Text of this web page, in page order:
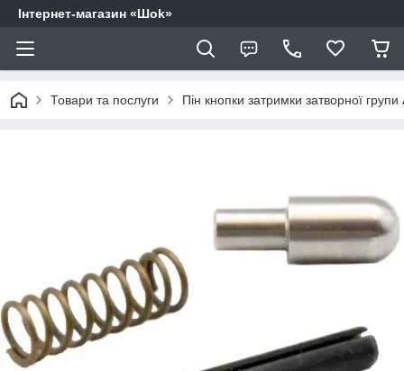
Інтернет-магазин «Шоk»
Товари та послуги Пін кнопки затримки затворної